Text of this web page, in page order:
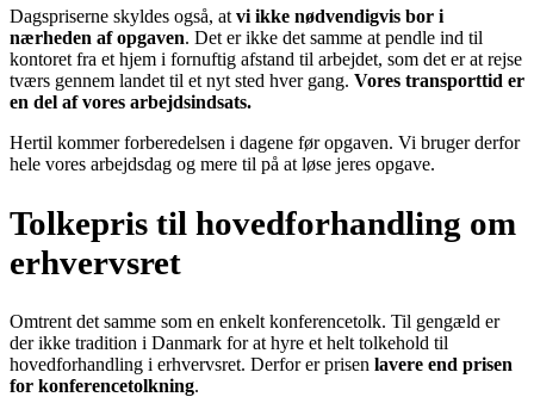
Dagspriserne skyldes også, at vi ikke nødvendigvis bor i
nærheden af opgaven. Det er ikke det samme at pendle ind til
kontoret fra et hjem i fornuftig afstand til arbejdet, som det er at rejse
tværs gennem landet til et nyt sted hver gang. Vores transporttid er
en del af vores arbejdsindsats.
Hertil kommer forberedelsen i dagene før opgaven. Vi bruger derfor
hele vores arbejdsdag og mere til på at løse jeres opgave.
Tolkepris til hovedforhandling om
erhvervsret
Omtrent det samme som en enkelt konferencetolk. Til gengæld er
der ikke tradition i Danmark for at hyre et helt tolkehold til
hovedforhandling i erhvervsret. Derfor er prisen lavere end prisen
for konferencetolkning.